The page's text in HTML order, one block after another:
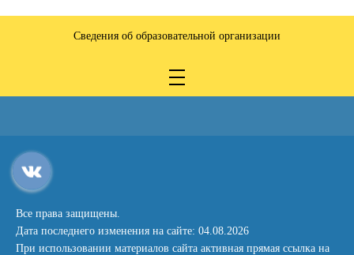
Сведения об образовательной организации
Все права защищены.
Дата последнего изменения на сайте: 04.08.2026
При использовании материалов сайта активная прямая ссылка на